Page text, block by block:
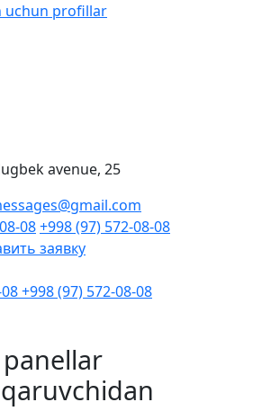
uchun profillar
avenue, 25
08+998 (97) 572-08-08
заявку
+998 (97) 572-08-08